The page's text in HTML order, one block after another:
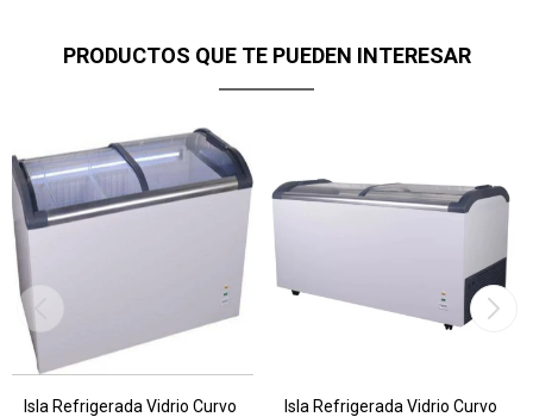
PRODUCTOS QUE TE PUEDEN INTERESAR
Isla Refrigerada Vidrio Curvo
Isla Refrigerada Vidrio Curvo